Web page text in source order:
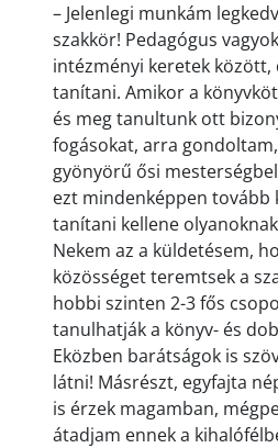
– Jelenlegi munkám
szakkör! Pedagógus
intézményi keretek között,
tanítani. Amikor a
és meg tanultunk ott
fogásokat, arra
gyönyörű ősi
ezt mindenképpen tovább
tanítani kellene
Nekem az a küldetésem,
közösséget teremtsek a
hobbi szinten 2-3 fős
tanulhatják a könyv- és
Eközben barátságok is
látni! Másrészt, egyfajta
is érzek magamban,
átadjam ennek a